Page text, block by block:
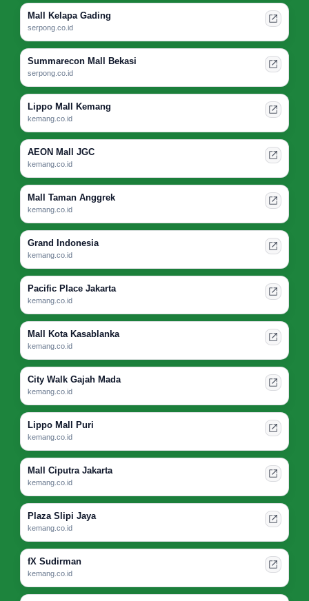
Mall Kelapa Gading
serpong.co.id
Summarecon Mall Bekasi
serpong.co.id
Lippo Mall Kemang
kemang.co.id
AEON Mall JGC
kemang.co.id
Mall Taman Anggrek
kemang.co.id
Grand Indonesia
kemang.co.id
Pacific Place Jakarta
kemang.co.id
Mall Kota Kasablanka
kemang.co.id
City Walk Gajah Mada
kemang.co.id
Lippo Mall Puri
kemang.co.id
Mall Ciputra Jakarta
kemang.co.id
Plaza Slipi Jaya
kemang.co.id
fX Sudirman
kemang.co.id